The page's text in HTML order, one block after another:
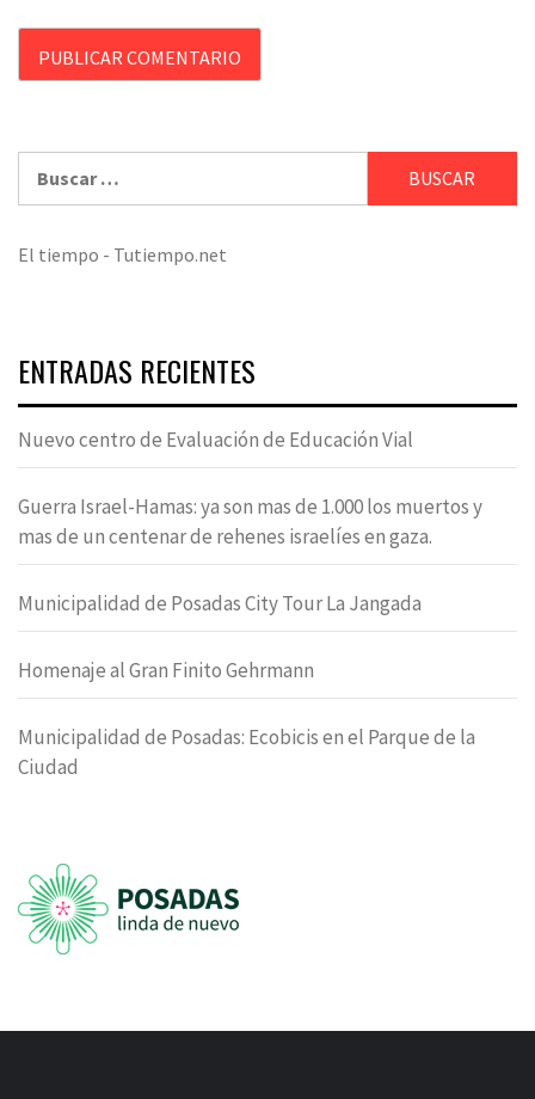
El tiempo - Tutiempo.net
ENTRADAS RECIENTES
Nuevo centro de Evaluación de Educación Vial
Guerra Israel-Hamas: ya son mas de 1.000 los muertos y
mas de un centenar de rehenes israelíes en gaza.
Municipalidad de Posadas City Tour La Jangada
Homenaje al Gran Finito Gehrmann
Municipalidad de Posadas: Ecobicis en el Parque de la
Ciudad